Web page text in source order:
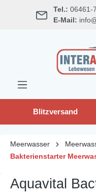
springen Tel.: 06461-
E-Mail:
Blitzversand
Meerwasser
Bakterienstarter
Aquavital